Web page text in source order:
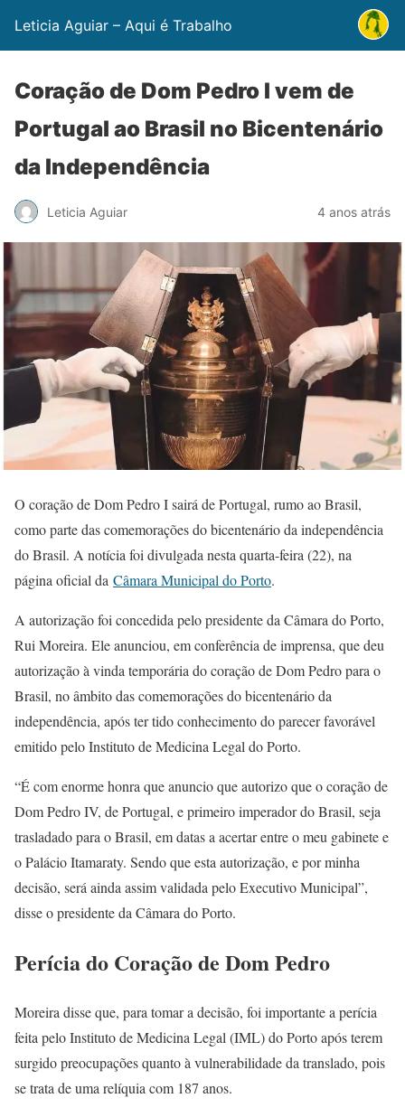
Leticia Aguiar – Aqui é Trabalho
Coração de Dom Pedro I vem de
Portugal ao Brasil no Bicentenário
da Independência
Leticia Aguiar 4 anos atrás
O coração de Dom Pedro I sairá de Portugal, rumo ao Brasil,
como parte das comemorações do bicentenário da independência
do Brasil. A notícia foi divulgada nesta quarta-feira (22), na
página oficial da Câmara Municipal do Porto.
A autorização foi concedida pelo presidente da Câmara do Porto,
Rui Moreira. Ele anunciou, em conferência de imprensa, que deu
autorização à vinda temporária do coração de Dom Pedro para o
Brasil, no âmbito das comemorações do bicentenário da
independência, após ter tido conhecimento do parecer favorável
emitido pelo Instituto de Medicina Legal do Porto.
“É com enorme honra que anuncio que autorizo que o coração de
Dom Pedro IV, de Portugal, e primeiro imperador do Brasil, seja
trasladado para o Brasil, em datas a acertar entre o meu gabinete e
o Palácio Itamaraty. Sendo que esta autorização, e por minha
decisão, será ainda assim validada pelo Executivo Municipal”,
disse o presidente da Câmara do Porto.
Perícia do Coração de Dom Pedro
Moreira disse que, para tomar a decisão, foi importante a perícia
feita pelo Instituto de Medicina Legal (IML) do Porto após terem
surgido preocupações quanto à vulnerabilidade da translado, pois
se trata de uma relíquia com 187 anos.